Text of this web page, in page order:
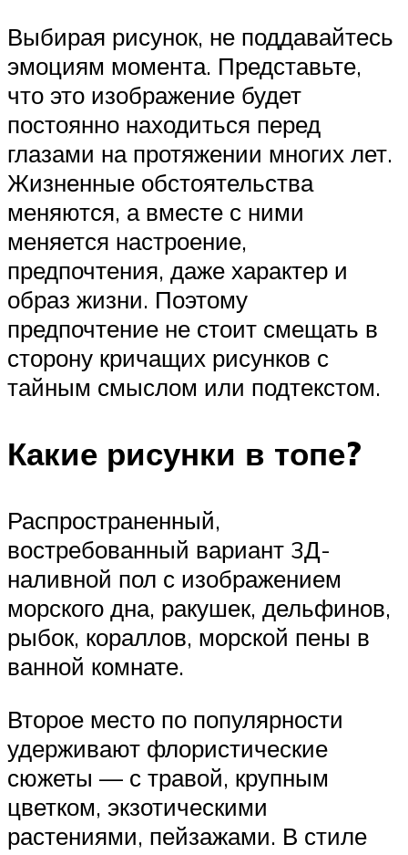
Выбирая рисунок, не поддавайтесь
эмоциям момента. Представьте,
что это изображение будет
постоянно находиться перед
глазами на протяжении многих лет.
Жизненные обстоятельства
меняются, а вместе с ними
меняется настроение,
предпочтения, даже характер и
образ жизни. Поэтому
предпочтение не стоит смещать в
сторону кричащих рисунков с
тайным смыслом или подтекстом.
Какие рисунки в топе?
Распространенный,
востребованный вариант 3Д-
наливной пол с изображением
морского дна, ракушек, дельфинов,
рыбок, кораллов, морской пены в
ванной комнате.
Второе место по популярности
удерживают флористические
сюжеты — с травой, крупным
цветком, экзотическими
растениями, пейзажами. В стиле